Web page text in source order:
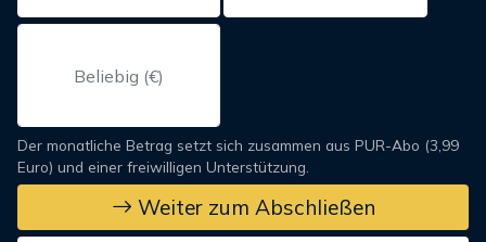
Der monatliche Betrag setzt sich zusammen aus PUR-Abo (3,99
Euro) und einer freiwilligen Unterstützung.
Weiter zum Abschließen